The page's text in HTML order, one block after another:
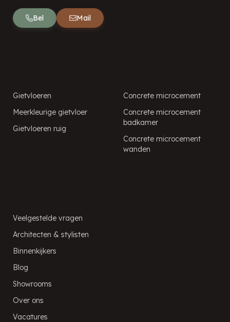
Bel Mail
Gietvloeren
Meerkleurige gietvloer
Gietvloeren ruig
Concrete microcement
Concrete microcement
badkamer
Concrete microcement
wanden
Veelgestelde vragen
Architecten & stylisten
Binnenkijkers
Blog
Showrooms
Over ons
Vacatures